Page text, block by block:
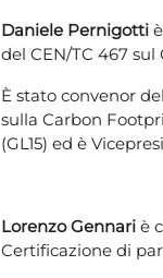
Daniele Pernigotti
del CEN/TC 467
È stato convenor
sulla Carbon
(GL15) ed è
Lorenzo Gennari è
Certificazione di